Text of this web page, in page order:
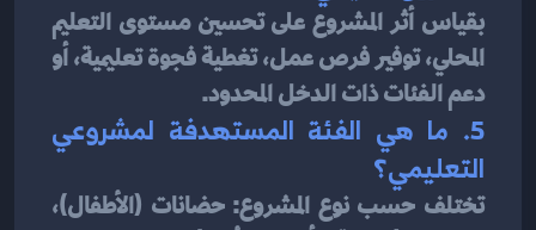
دعم الفئات ذات الدخل المحدود.
التعليمي؟